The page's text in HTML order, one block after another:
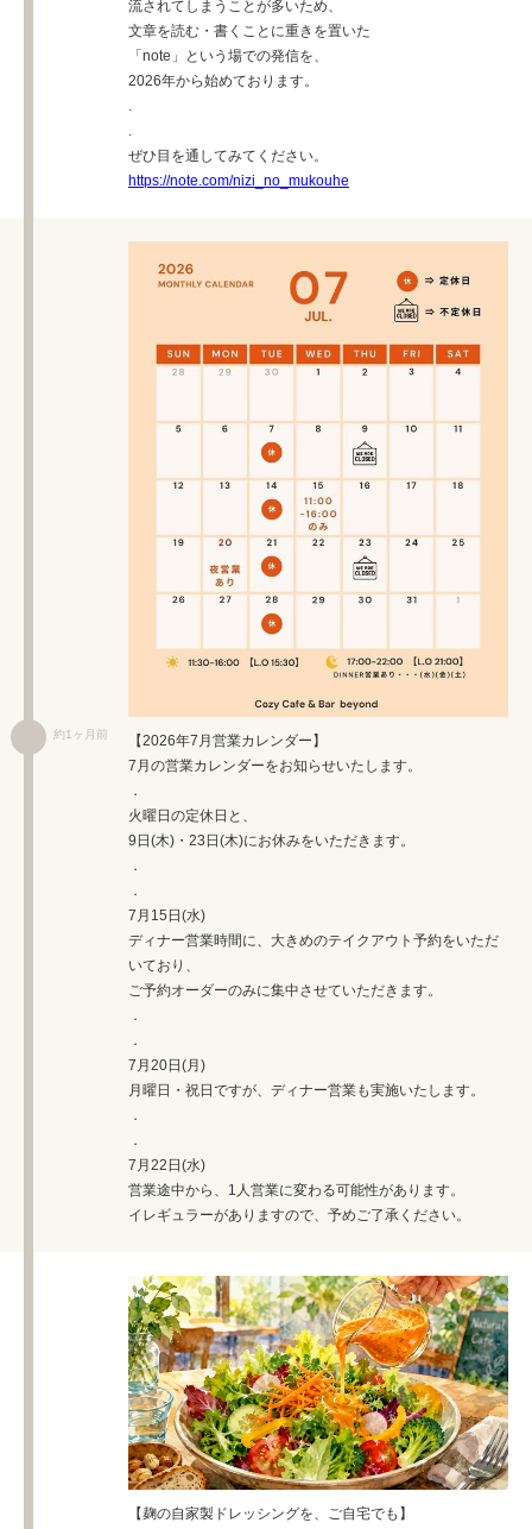
流されてしまうことが多いため、
文章を読む・書くことに重きを置いた
「note」という場での発信を、
2026年から始めております。
.
.
ぜひ目を通してみてください。
https://note.com/nizi_no_mukouhe
約1ヶ月前
【2026年7月営業カレンダー】
7月の営業カレンダーをお知らせいたします。
．
火曜日の定休日と、
9日(木)・23日(木)にお休みをいただきます。
．
．
7月15日(水)
ディナー営業時間に、大きめのテイクアウト予約をいただ
いており、
ご予約オーダーのみに集中させていただきます。
．
．
7月20日(月)
月曜日・祝日ですが、ディナー営業も実施いたします。
．
．
7月22日(水)
営業途中から、1人営業に変わる可能性があります。
イレギュラーがありますので、予めご了承ください。
【麹の自家製ドレッシングを、ご自宅でも】